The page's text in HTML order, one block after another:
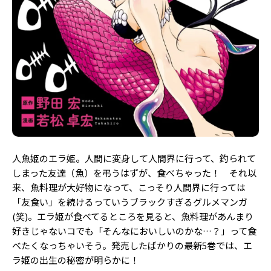
人魚姫のエラ姫。人間に変身して人間界に行って、釣られて
しまった友達（魚）を弔うはずが、食べちゃった！ それ以
来、魚料理が大好物になって、こっそり人間界に行っては
「友食い」を続けるっていうブラックすぎるグルメマンガ
(笑)。エラ姫が食べてるところを見ると、魚料理があんまり
好きじゃないコでも「そんなにおいしいのかな…？」って食
べたくなっちゃいそう。発売したばかりの最新5巻では、エ
ラ姫の出生の秘密が明らかに！